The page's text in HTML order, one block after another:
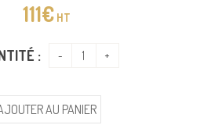
111€ HT
:
AU PANIER